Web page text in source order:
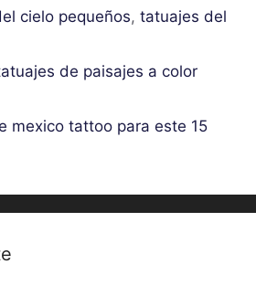
cielo pequeños, tatuajes del
de paisajes a color
mexico tattoo para este 15